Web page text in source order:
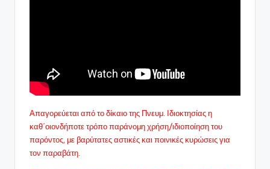
Απαγορεύεται από το δίκαιο της Πνευμ. Ιδιοκτησίας η
καθ΄οιονδήποτε τρόπο παράνομη χρήση/ιδιοποίηση του
παρόντος, με βαρύτατες αστικές και ποινικές κυρώσεις για
τον παραβάτη.